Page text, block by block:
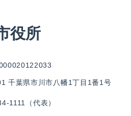
役所
千葉県市川市八幡1丁目1番1号
1111（代表）